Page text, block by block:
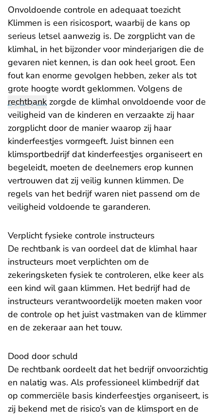
Onvoldoende controle en adequaat toezicht
Klimmen is een risicosport, waarbij de kans op
serieus letsel aanwezig is. De zorgplicht van de
klimhal, in het bijzonder voor minderjarigen die de
gevaren niet kennen, is dan ook heel groot. Een
fout kan enorme gevolgen hebben, zeker als tot
grote hoogte wordt geklommen. Volgens de
rechtbank zorgde de klimhal onvoldoende voor de
veiligheid van de kinderen en verzaakte zij haar
zorgplicht door de manier waarop zij haar
kinderfeestjes vormgeeft. Juist binnen een
klimsportbedrijf dat kinderfeestjes organiseert en
begeleidt, moeten de deelnemers erop kunnen
vertrouwen dat zij veilig kunnen klimmen. De
regels van het bedrijf waren niet passend om de
veiligheid voldoende te garanderen.
Verplicht fysieke controle instructeurs
De rechtbank is van oordeel dat de klimhal haar
instructeurs moet verplichten om de
zekeringsketen fysiek te controleren, elke keer als
een kind wil gaan klimmen. Het bedrijf had de
instructeurs verantwoordelijk moeten maken voor
de controle op het juist vastmaken van de klimmer
en de zekeraar aan het touw.
Dood door schuld
De rechtbank oordeelt dat het bedrijf onvoorzichtig
en nalatig was. Als professioneel klimbedrijf dat
op commerciële basis kinderfeestjes organiseert, is
zij bekend met de risico’s van de klimsport en de